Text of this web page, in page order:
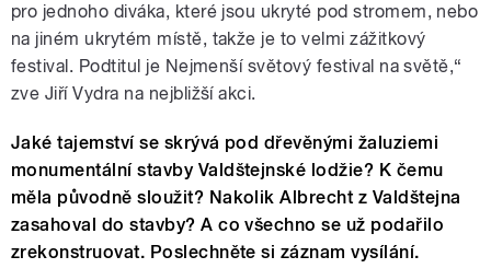
pro jednoho diváka, které jsou ukryté pod stromem, nebo
na jiném ukrytém místě, takže je to velmi zážitkový
festival. Podtitul je Nejmenší světový festival na světě,“
zve Jiří Vydra na nejbližší akci.
Jaké tajemství se skrývá pod dřevěnými žaluziemi
monumentální stavby Valdštejnské lodžie? K čemu
měla původně sloužit? Nakolik Albrecht z Valdštejna
zasahoval do stavby? A co všechno se už podařilo
zrekonstruovat. Poslechněte si záznam vysílání.